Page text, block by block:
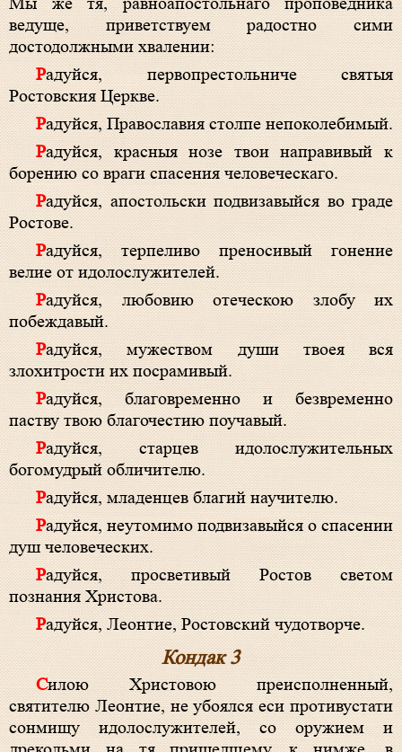
ведуще, приветствуем радостно сими
достодолжными хвалении:
Радуйся, первопрестольниче святыя
Ростовския Церкве.
Радуйся, Православия столпе непоколебимый.
Радуйся, красныя нозе твои направивый к
борению со враги спасения человеческаго.
Радуйся, апостольски подвизавыйся во граде
Ростове.
Радуйся, терпеливо преносивый гонение
велие от идолослужителей.
Радуйся, любовию отеческою злобу их
побеждавый.
Радуйся, мужеством души твоея вся
злохитрости их посрамивый.
Радуйся, благовременно и безвременно
паству твою благочестию поучавый.
Радуйся, старцев идолослужительных
богомудрый обличителю.
Радуйся, младенцев благий научителю.
Радуйся, неутомимо подвизавыйся о спасении
душ человеческих.
Радуйся, просветивый Ростов светом
познания Христова.
Радуйся, Леонтие, Ростовский чудотворче.
Кондак 3
Силою Христовою преисполненный,
святителю Леонтие, не убоялся еси противустати
сонмищу идолослужителей, со оружием и